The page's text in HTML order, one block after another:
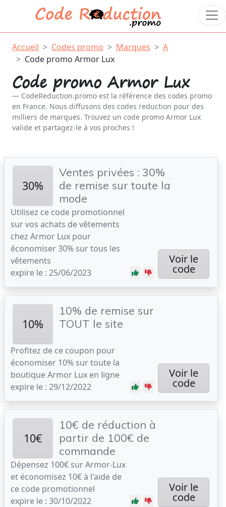
Accueil Codes promo Marques
A
Code promo Armor Lux
Code promo Armor Lux
CodeReduction.promo est la référence des codes promo
en France. Nous diffusons des codes reduction pour des
milliers de marques. Trouvez un code promo Armor Lux
valide et partagez-le à vos proches !
30%
Ventes privées : 30%
de remise sur toute la
mode
Utilisez ce code promotionnel
sur vos achats de vêtements
chez Armor Lux pour
économiser 30% sur tous les
vêtements
expire le : 25/06/2023
Voir le
code
10%
10% de remise sur
TOUT le site
Profitez de ce coupon pour
économiser 10% sur toute la
boutique Armor Lux en ligne
expire le : 29/12/2022
Voir le
code
10€
10€ de réduction à
partir de 100€ de
commande
Dépensez 100€ sur Armor-Lux
et économisez 10€ à l'aide de
ce code promotionnel
expire le : 30/10/2022
Voir le
code